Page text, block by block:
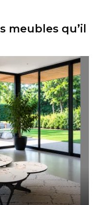
meubles qu’il